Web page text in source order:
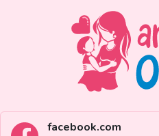
facebook.com